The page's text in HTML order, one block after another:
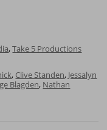
,Take 5 Productions
, Clive Standen, Jessalyn
Blagden, Nathan